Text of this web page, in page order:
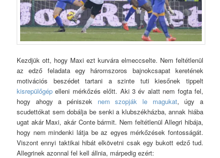
Kezdjük ott, hogy Maxi ezt kurvára elmeccselte. Nem feltétlenül
az edző feladata egy háromszoros bajnokcsapat keretének
motivációs beszédet tartani a szinte tuti kiesőnek tippelt
kisrepülőgép elleni mérkőzés előtt. Aki 3 év alatt nem fogta fel,
hogy ahogy a péniszek nem szopják le magukat, úgy a
scudettókat sem dobálja be senki a klubszékházba, annak hiába
ugat akár Maxi, akár Conte bármit. Nem feltétlenül Allegri hibája,
hogy nem mindenki látja be az egyes mérkőzések fontosságát.
Viszont ennyi taktikai hibát elkövetni csak egy bukott edző tud.
Allegrinek azonnal fel kell állnia, márpedig ezért: